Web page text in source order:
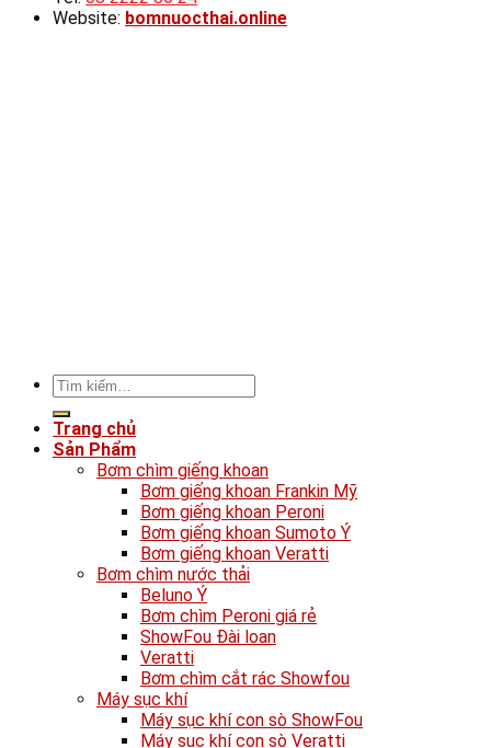
Website: bomnuocthai.online
Tìm
kiếm:
Trang chủ
Sản Phẩm
Bơm chìm giếng khoan
Bơm giếng khoan Frankin Mỹ
Bơm giếng khoan Peroni
Bơm giếng khoan Sumoto Ý
Bơm giếng khoan Veratti
Bơm chìm nước thải
Beluno Ý
Bơm chìm Peroni giá rẻ
ShowFou Đài loan
Veratti
Bơm chìm cắt rác Showfou
Máy sục khí
Máy sục khí con sò ShowFou
Máy sục khí con sò Veratti